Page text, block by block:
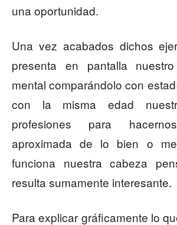
una oportunidad.
Una vez acabados dichos
presenta en pantalla
mental comparándolo con
con la misma edad
profesiones para
aproximada de lo bien o
funciona nuestra cabeza
resulta sumamente interesante.
Para explicar gráficamente lo